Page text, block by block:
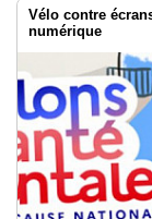
Vélo contre
numérique